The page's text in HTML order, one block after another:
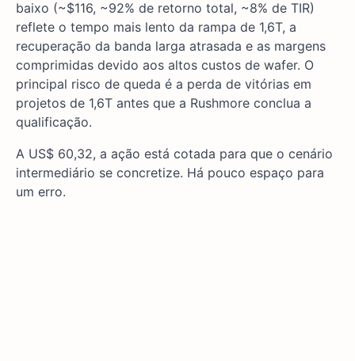
baixo (~$116, ~92% de retorno total, ~8% de TIR)
reflete o tempo mais lento da rampa de 1,6T, a
recuperação da banda larga atrasada e as margens
comprimidas devido aos altos custos de wafer. O
principal risco de queda é a perda de vitórias em
projetos de 1,6T antes que a Rushmore conclua a
qualificação.
A US$ 60,32, a ação está cotada para que o cenário
intermediário se concretize. Há pouco espaço para
um erro.